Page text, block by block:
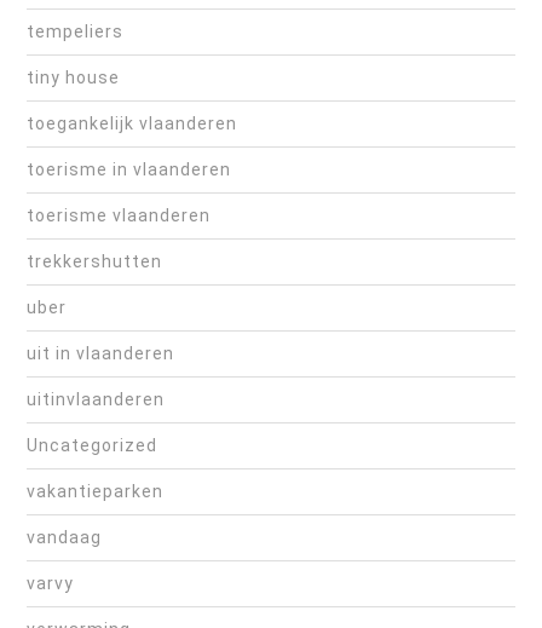
tempeliers
tiny house
toegankelijk vlaanderen
toerisme in vlaanderen
toerisme vlaanderen
trekkershutten
uber
uit in vlaanderen
uitinvlaanderen
Uncategorized
vakantieparken
vandaag
varvy